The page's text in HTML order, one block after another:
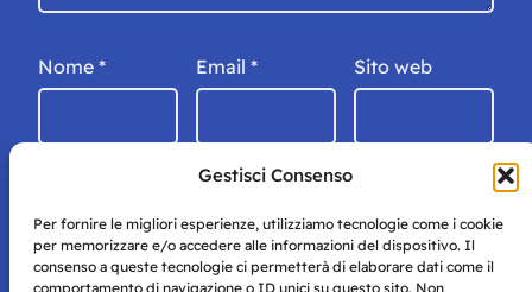
Gestisci Consenso
Per fornire le migliori esperienze, utilizziamo tecnologie come i cookie
per memorizzare e/o accedere alle informazioni del dispositivo. Il
consenso a queste tecnologie ci permetterà di elaborare dati come il
comportamento di navigazione o ID unici su questo sito. Non
Nome * Email * Sito web